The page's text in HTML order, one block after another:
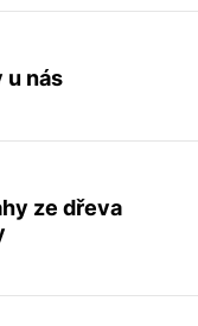
u nás
ze dřeva